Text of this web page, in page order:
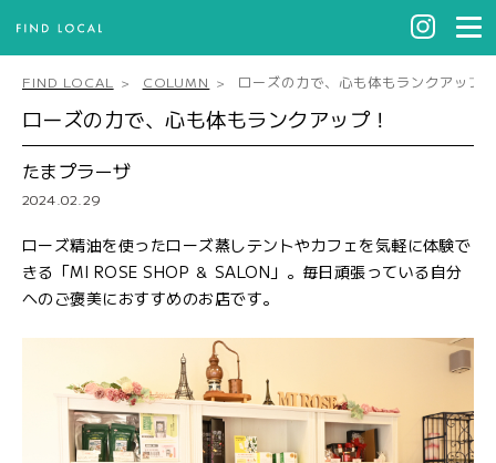
FIND LOCAL COLUMN ローズの力で、心も体もランクアップ！
ローズの力で、心も体もランクアップ！
たまプラーザ
2024.02.29
ローズ精油を使ったローズ蒸しテントやカフェを気軽に体験で
きる「MI ROSE SHOP ＆ SALON」。毎日頑張っている自分
へのご褒美におすすめのお店です。